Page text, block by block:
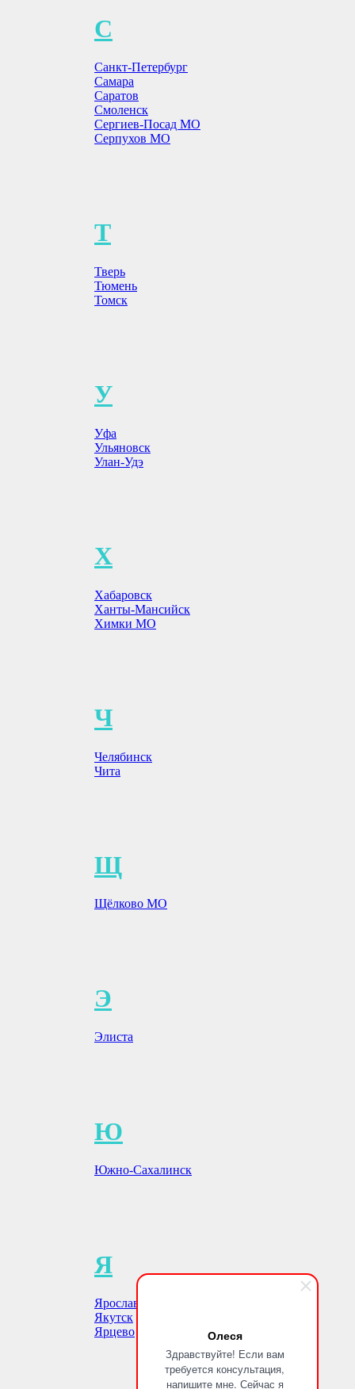
Олеся
Здравствуйте! Если вам
требуется консультация,
напишите мне. Сейчас я
С
Санкт-Петербург
Самара
Саратов
Смоленск
Сергиев-Посад МО
Серпухов МО
Т
Тверь
Тюмень
Томск
У
Уфа
Ульяновск
Улан-Удэ
Х
Хабаровск
Ханты-Мансийск
Химки МО
Ч
Челябинск
Чита
Щ
Щёлково МО
Э
Элиста
Ю
Южно-Сахалинск
Я
Ярославль
Якутск
Ярцево